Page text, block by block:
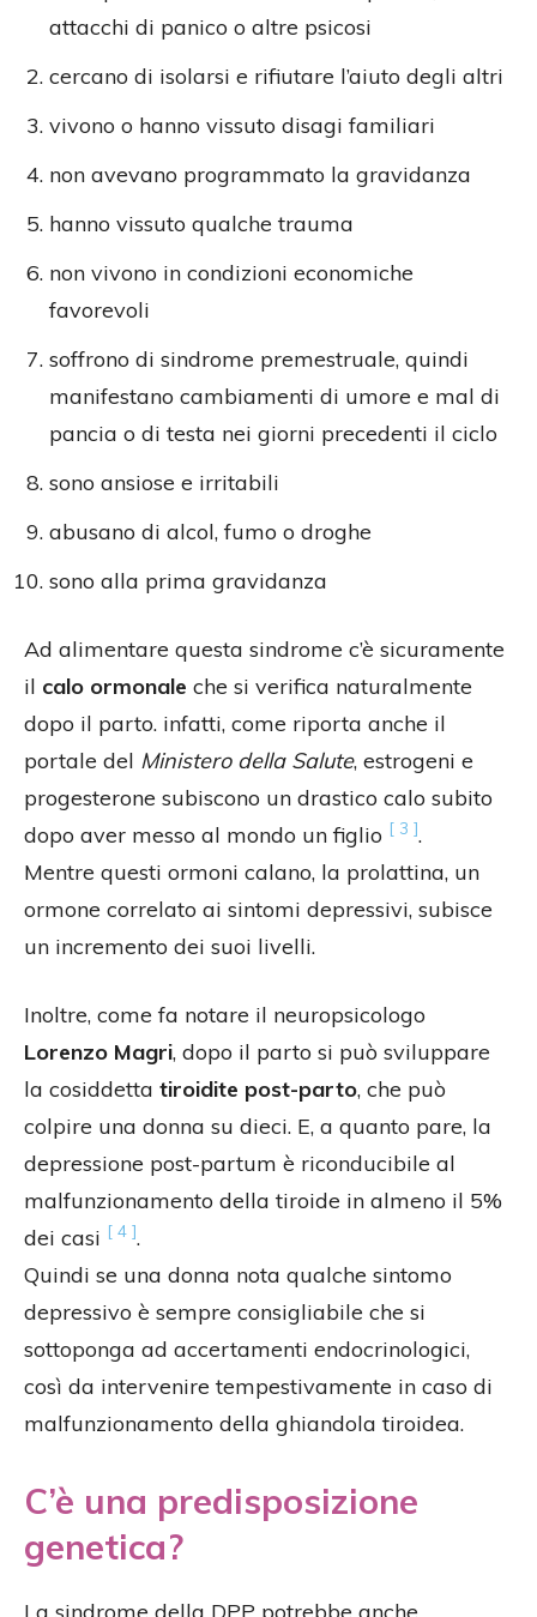
attacchi di panico o altre psicosi
cercano di isolarsi e rifiutare l’aiuto degli altri
vivono o hanno vissuto disagi familiari
non avevano programmato la gravidanza
hanno vissuto qualche trauma
non vivono in condizioni economiche
favorevoli
soffrono di sindrome premestruale, quindi
manifestano cambiamenti di umore e mal di
pancia o di testa nei giorni precedenti il ciclo
sono ansiose e irritabili
abusano di alcol, fumo o droghe
sono alla prima gravidanza
Ad alimentare questa sindrome c’è sicuramente
il calo ormonale che si verifica naturalmente
dopo il parto. infatti, come riporta anche il
portale del Ministero della Salute, estrogeni e
progesterone subiscono un drastico calo subito
dopo aver messo al mondo un figlio [ 3 ].
Mentre questi ormoni calano, la prolattina, un
ormone correlato ai sintomi depressivi, subisce
un incremento dei suoi livelli.
Inoltre, come fa notare il neuropsicologo
Lorenzo Magri, dopo il parto si può sviluppare
la cosiddetta tiroidite post-parto, che può
colpire una donna su dieci. E, a quanto pare, la
depressione post-partum è riconducibile al
malfunzionamento della tiroide in almeno il 5%
dei casi [ 4 ].
Quindi se una donna nota qualche sintomo
depressivo è sempre consigliabile che si
sottoponga ad accertamenti endocrinologici,
così da intervenire tempestivamente in caso di
malfunzionamento della ghiandola tiroidea.
C’è una predisposizione
genetica?